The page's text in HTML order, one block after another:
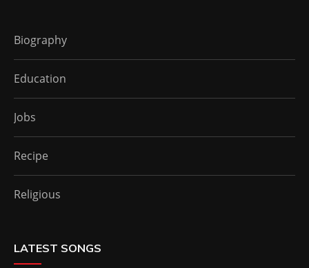
Biography
Education
Jobs
Recipe
Religious
LATEST SONGS